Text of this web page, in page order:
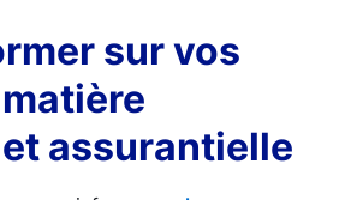
sur vos
assurantielle